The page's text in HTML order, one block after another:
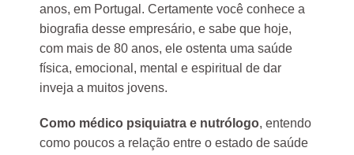
anos, em Portugal. Certamente você conhece a
biografia desse empresário, e sabe que hoje,
com mais de 80 anos, ele ostenta uma saúde
física, emocional, mental e espiritual de dar
inveja a muitos jovens.
Como médico psiquiatra e nutrólogo, entendo
como poucos a relação entre o estado de saúde